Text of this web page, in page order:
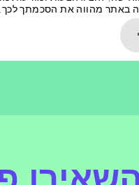
באתר מהווה את הסכמתך לכך.